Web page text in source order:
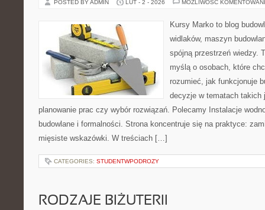
POSTED BY ADMIN LUT - 2 - 2026 MOŻLIWOŚĆ
Kursy Marko to blog
widlaków, maszyn
spójną przestrzeń wiedzy.
myślą o osobach, które
rozumieć, jak funkcjonuje
decyzje w tematach takich
planowanie prac czy wybór rozwiązań. Polecamy Instalacje
budowlane i formalności. Strona koncentruje się na praktyce:
mięsiste wskazówki. W treściach […]
CATEGORIES: STUDENTWPODROZY
RODZAJE BIŻUTERII